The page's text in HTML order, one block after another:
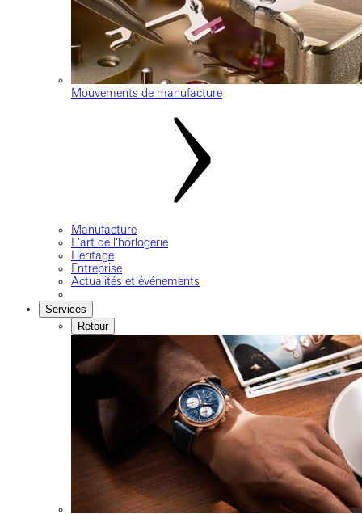
Mouvements de manufacture
Manufacture
L'art de l'horlogerie
Héritage
Entreprise
Actualités et événements
Services
Retour